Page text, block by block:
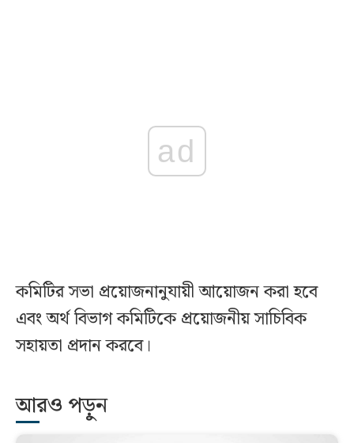
ad
কমিটির সভা প্রয়োজনানুযায়ী আয়োজন করা হবে
এবং অর্থ বিভাগ কমিটিকে প্রয়োজনীয় সাচিবিক
সহায়তা প্রদান করবে।
আরও পড়ুন